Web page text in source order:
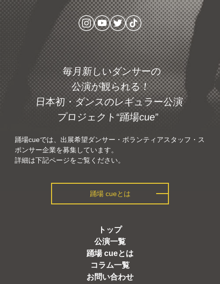
毎月新しいダンサーの
公演が観られる！
日本初・ダンスのレギュラー公演
プロジェクト“踊場cue”
踊場cueでは、出展希望ダンサー・ボランティアスタッフ・ス
ポンサー企業を募集しています。
詳細は下記ページをご覧ください。
踊場 cueとは
トップ
公演一覧
踊場 cueとは
コラム一覧
お問い合わせ